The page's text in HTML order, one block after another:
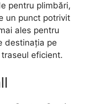
pentru plimbări,
un punct potrivit
ales pentru
destinația pe
eficient.